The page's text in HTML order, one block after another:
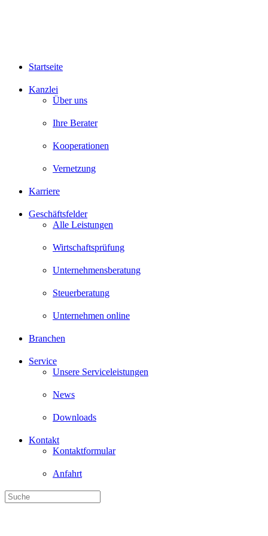
Startseite
Kanzlei
Über uns
Ihre Berater
Kooperationen
Vernetzung
Karriere
Geschäftsfelder
Alle Leistungen
Wirtschaftsprüfung
Unternehmensberatung
Steuerberatung
Unternehmen online
Branchen
Service
Unsere Serviceleistungen
News
Downloads
Kontakt
Kontaktformular
Anfahrt